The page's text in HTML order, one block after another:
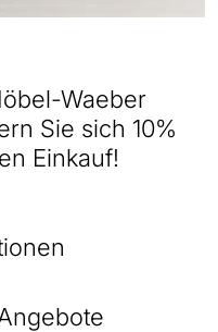
Waeber
Sie sich 10%
Einkauf!